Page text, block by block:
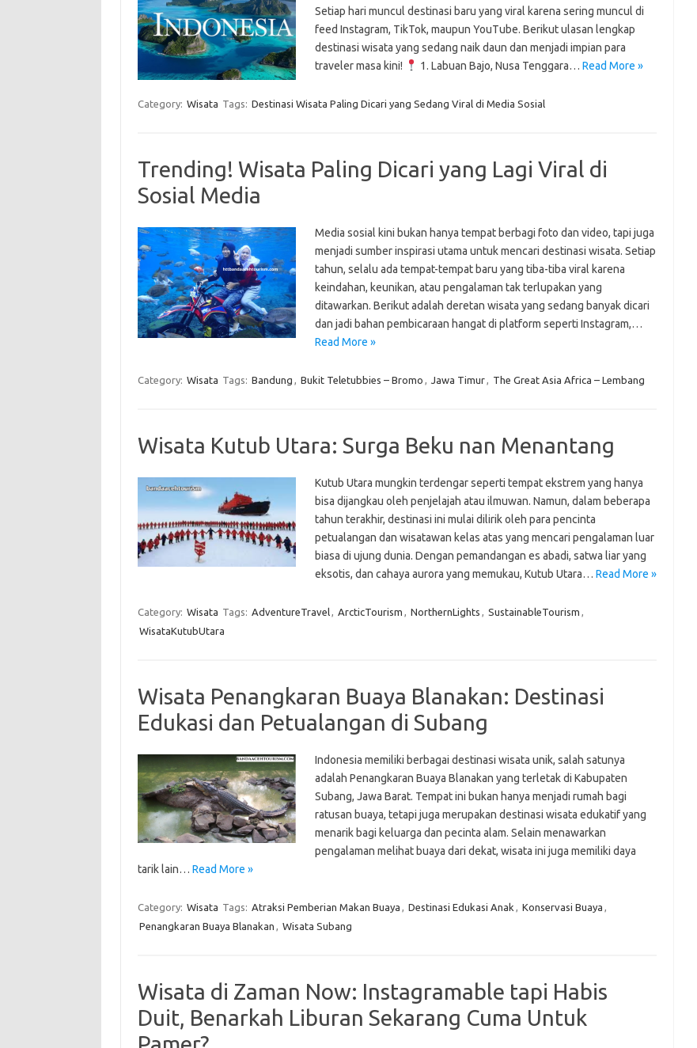
Setiap hari muncul destinasi baru yang viral karena sering muncul di
feed Instagram, TikTok, maupun YouTube. Berikut ulasan lengkap
destinasi wisata yang sedang naik daun dan menjadi impian para
traveler masa kini!
1. Labuan Bajo, Nusa Tenggara… Read More »
Category: Wisata Tags: Destinasi Wisata Paling Dicari yang Sedang Viral di Media Sosial
Trending! Wisata Paling Dicari yang Lagi Viral di
Sosial Media
Media sosial kini bukan hanya tempat berbagi foto dan video, tapi juga
menjadi sumber inspirasi utama untuk mencari destinasi wisata. Setiap
tahun, selalu ada tempat-tempat baru yang tiba-tiba viral karena
keindahan, keunikan, atau pengalaman tak terlupakan yang
ditawarkan. Berikut adalah deretan wisata yang sedang banyak dicari
dan jadi bahan pembicaraan hangat di platform seperti Instagram,…
Read More »
Category: Wisata Tags: Bandung , Bukit Teletubbies – Bromo , Jawa Timur, The Great Asia Africa – Lembang
Wisata Kutub Utara: Surga Beku nan Menantang
Kutub Utara mungkin terdengar seperti tempat ekstrem yang hanya
bisa dijangkau oleh penjelajah atau ilmuwan. Namun, dalam beberapa
tahun terakhir, destinasi ini mulai dilirik oleh para pencinta
petualangan dan wisatawan kelas atas yang mencari pengalaman luar
biasa di ujung dunia. Dengan pemandangan es abadi, satwa liar yang
eksotis, dan cahaya aurora yang memukau, Kutub Utara… Read More »
Category: Wisata Tags: AdventureTravel, ArcticTourism , NorthernLights , SustainableTourism ,
WisataKutubUtara
Wisata Penangkaran Buaya Blanakan: Destinasi
Edukasi dan Petualangan di Subang
Indonesia memiliki berbagai destinasi wisata unik, salah satunya
adalah Penangkaran Buaya Blanakan yang terletak di Kabupaten
Subang, Jawa Barat. Tempat ini bukan hanya menjadi rumah bagi
ratusan buaya, tetapi juga merupakan destinasi wisata edukatif yang
menarik bagi keluarga dan pecinta alam. Selain menawarkan
pengalaman melihat buaya dari dekat, wisata ini juga memiliki daya
tarik lain… Read More »
Category: Wisata Tags: Atraksi Pemberian Makan Buaya , Destinasi Edukasi Anak , Konservasi Buaya ,
Penangkaran Buaya Blanakan , Wisata Subang
Wisata di Zaman Now: Instagramable tapi Habis
Duit, Benarkah Liburan Sekarang Cuma Untuk